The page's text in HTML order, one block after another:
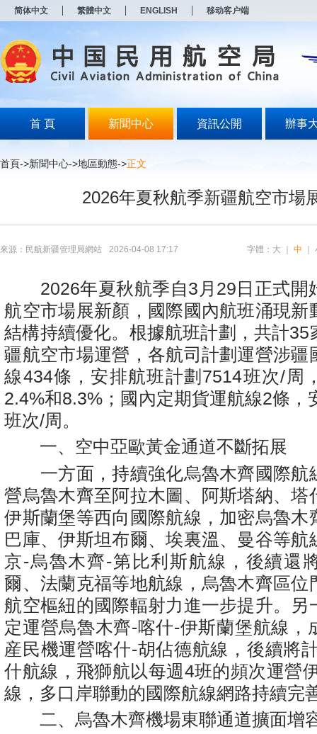
简体中文 繁體中文 ENGLISH 移动客户端
首 頁 新聞中心 資訊公開 辦事
首頁->新聞中心->地區動態->正文
2026年夏秋航季新疆航空市場
來源：民航新疆管理局網站 2026-04-08 17:17 字體： 大 中
2026年夏秋航季自3月29日正式開
航空市場展新顏，國際國內航班涌現新
結構持續優化。根據航班計劃，共計35
疆航空市場運營，各航司計劃運營涉疆
線434條，安排航班計劃7514班次/周
2.4%和8.3%；國內定期貨運航線2條，
班次/周。
一、空中亞歐黃金通道不斷拓展
一方面，持續強化烏魯木齊國際航
營烏魯木齊至阿拉木圖、阿斯塔納、塔
伊斯蘭堡等西向國際航線，加密烏魯木
巴庫、伊斯坦布爾、埃裏溫、曼谷等航
京-烏魯木齊-第比利斯航線，後續還
爾、法蘭克福等地航線，烏魯木齊區位
航空樞紐的國際輻射力進一步提升。另
定運營烏魯木齊-喀什-伊斯蘭堡航線，
産民機運營喀什-胡佔德航線，後續將
什航線，飛獅航以每週4班的頻次運營
線，多口岸聯動的國際航線網路持續完
二、烏魯木齊機場東聯通道擴面增
打
开
无
障
说
按
Alt
开